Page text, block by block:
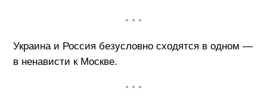
• • •
Украина и Россия безусловно сходятся в одном —
в ненависти к Москве.
• • •